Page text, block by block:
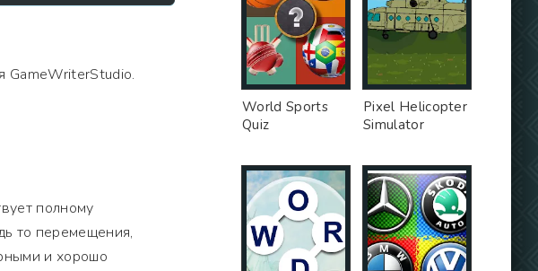
GameWriterStudio.
полному
то перемещения,
и хорошо
World Sports
Quiz
Pixel Helicopter
Simulator